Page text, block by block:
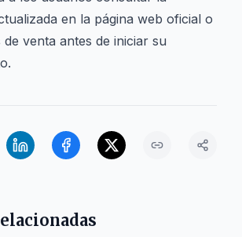
en la página web oficial o
venta antes de iniciar su